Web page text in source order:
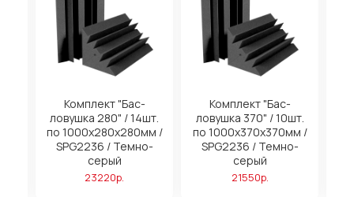
Комплект "Бас-
ловушка 280" / 14шт.
по 1000х280х280мм /
SPG2236 / Темно-
серый
23220р.
Комплект "Бас-
ловушка 370" / 10шт.
по 1000х370х370мм /
SPG2236 / Темно-
серый
21550р.